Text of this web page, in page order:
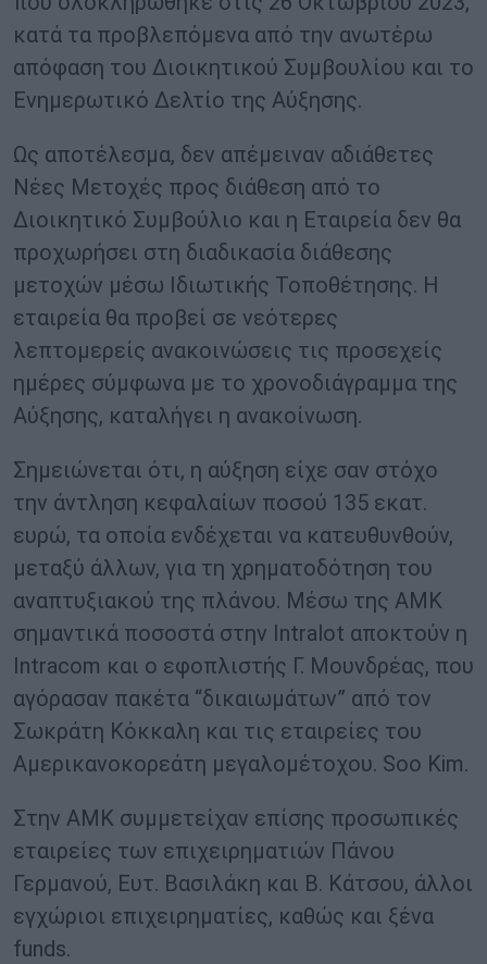
κατά τα προβλεπόμενα από την ανωτέρω
απόφαση του Διοικητικού Συμβουλίου και το
Ενημερωτικό Δελτίο της Αύξησης.
Ως αποτέλεσμα, δεν απέμειναν αδιάθετες
Νέες Μετοχές προς διάθεση από το
Διοικητικό Συμβούλιο και η Εταιρεία δεν θα
προχωρήσει στη διαδικασία διάθεσης
μετοχών μέσω Ιδιωτικής Τοποθέτησης. Η
εταιρεία θα προβεί σε νεότερες
λεπτομερείς ανακοινώσεις τις προσεχείς
ημέρες σύμφωνα με το χρονοδιάγραμμα της
Αύξησης, καταλήγει η ανακοίνωση.
Σημειώνεται ότι, η αύξηση είχε σαν στόχο
την άντληση κεφαλαίων ποσού 135 εκατ.
ευρώ, τα οποία ενδέχεται να κατευθυνθούν,
μεταξύ άλλων, για τη χρηματοδότηση του
αναπτυξιακού της πλάνου. Mέσω της ΑΜΚ
σημαντικά ποσοστά στην Intralot αποκτούν η
Ιntracom και ο εφοπλιστής Γ. Μουνδρέας, που
αγόρασαν πακέτα “δικαιωμάτων” από τον
Σωκράτη Κόκκαλη και τις εταιρείες του
Αμερικανοκορεάτη μεγαλομέτοχου. Soo Kim.
Στην ΑΜΚ συμμετείχαν επίσης προσωπικές
εταιρείες των επιχειρηματιών Πάνου
Γερμανού, Ευτ. Βασιλάκη και Β. Κάτσου, άλλοι
εγχώριοι επιχειρηματίες, καθώς και ξένα
funds.